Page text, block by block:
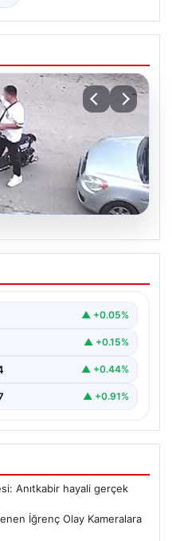
Kediye İşlenen
Yansıdı
olay, bölgedeki
▲ +0.05%
▲ +0.15%
▲ +0.44%
▲ +0.91%
Anıtkabir hayali gerçek
İğrenç Olay Kameralara